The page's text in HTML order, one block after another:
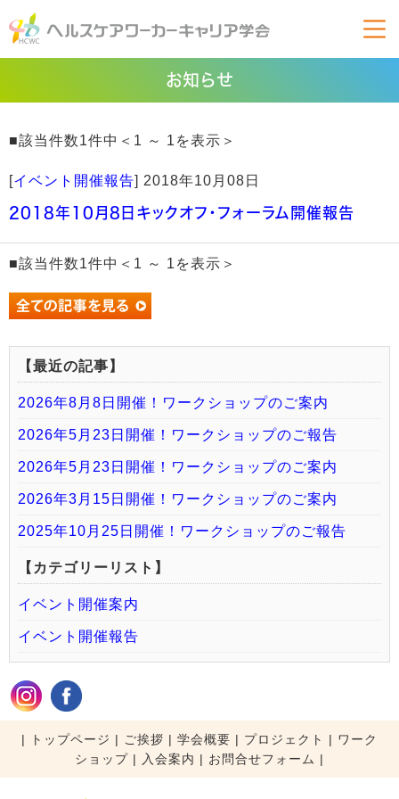
お知らせ
■該当件数1件中＜1 ～ 1を表示＞
[イベント開催報告] 2018年10月08日
2018年10月8日キックオフ・フォーラム開催報告
■該当件数1件中＜1 ～ 1を表示＞
【最近の記事】
2026年8月8日開催！ワークショップのご案内
2026年5月23日開催！ワークショップのご報告
2026年5月23日開催！ワークショップのご案内
2026年3月15日開催！ワークショップのご案内
2025年10月25日開催！ワークショップのご報告
【カテゴリーリスト】
イベント開催案内
イベント開催報告
| トップページ | ご挨拶 | 学会概要 | プロジェクト | ワーク
ショップ| 入会案内 | お問合せフォーム |